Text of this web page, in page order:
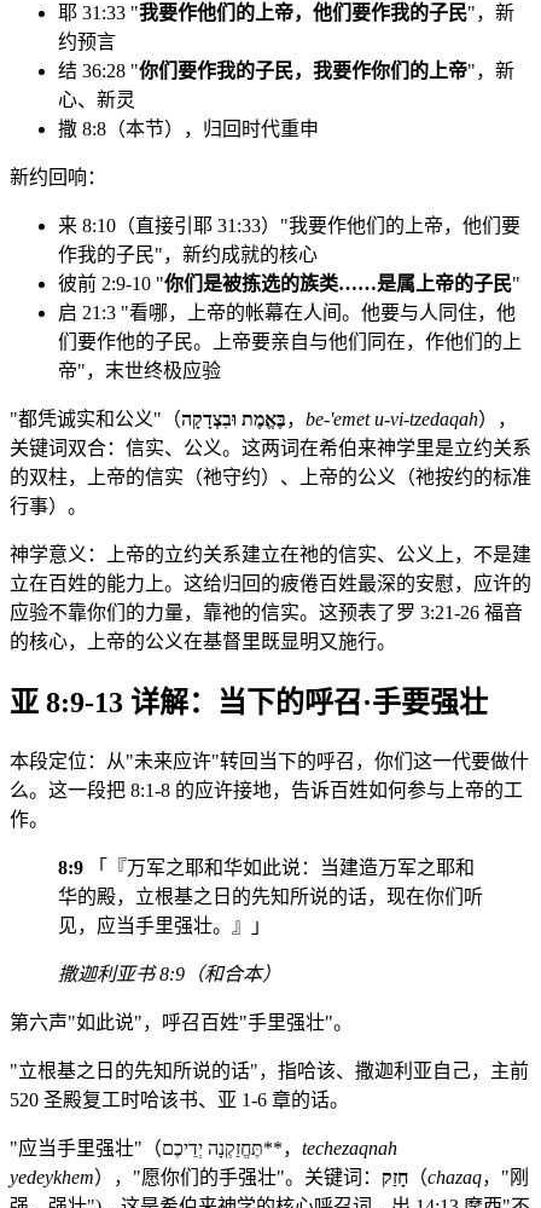
耶 31:33 "我要作他们的上帝，他们要作我的子民"，新
约预言
结 36:28 "你们要作我的子民，我要作你们的上帝"，新
心、新灵
撒 8:8（本节），归回时代重申
新约回响：
来 8:10（直接引耶 31:33）"我要作他们的上帝，他们要
作我的子民"，新约成就的核心
彼前 2:9-10 "你们是被拣选的族类……是属上帝的子民"
启 21:3 "看哪，上帝的帐幕在人间。他要与人同住，他
们要作他的子民。上帝要亲自与他们同在，作他们的上
帝"，末世终极应验
"都凭诚实和公义"（בֶּאֱמֶת וּבִצְדָקָה， be-'emet u-vi-tzedaqah），
关键词双合：信实、公义。这两词在希伯来神学里是立约关系
的双柱，上帝的信实（祂守约）、上帝的公义（祂按约的标准
行事）。
神学意义：上帝的立约关系建立在祂的信实、公义上，不是建
立在百姓的能力上。这给归回的疲倦百姓最深的安慰，应许的
应验不靠你们的力量，靠祂的信实。这预表了罗 3:21-26 福音
的核心，上帝的公义在基督里既显明又施行。
亚 8:9-13 详解：当下的呼召·手要强壮
本段定位：从"未来应许"转回当下的呼召，你们这一代要做什
么。这一段把 8:1-8 的应许接地，告诉百姓如何参与上帝的工
作。
8:9 「『万军之耶和华如此说：当建造万军之耶和
华的殿，立根基之日的先知所说的话，现在你们听
见，应当手里强壮。』」
撒迦利亚书 8:9（和合本）
第六声"如此说"，呼召百姓"手里强壮"。
"立根基之日的先知所说的话"，指哈该、撒迦利亚自己，主前
520 圣殿复工时哈该书、亚 1-6 章的话。
"应当手里强壮"（תֶּחֱזַקְנָה יְדֵיכֶם**， techezaqnah
yedeykhem），"愿你们的手强壮"。关键词： חָזַק （chazaq，"刚